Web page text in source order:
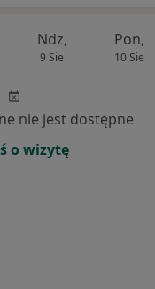
Ndz,
9 Sie
Pon,
10 Sie
nie jest dostępne
o wizytę